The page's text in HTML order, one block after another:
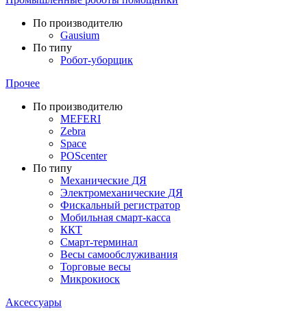
По производителю
Gausium
По типу
Робот-уборщик
Прочее
По производителю
MEFERI
Zebra
Space
POScenter
По типу
Механические ДЯ
Электромеханические ДЯ
Фискальный регистратор
Мобильная смарт-касса
ККТ
Смарт-терминал
Весы самообслуживания
Торговые весы
Микрокиоск
Аксессуары